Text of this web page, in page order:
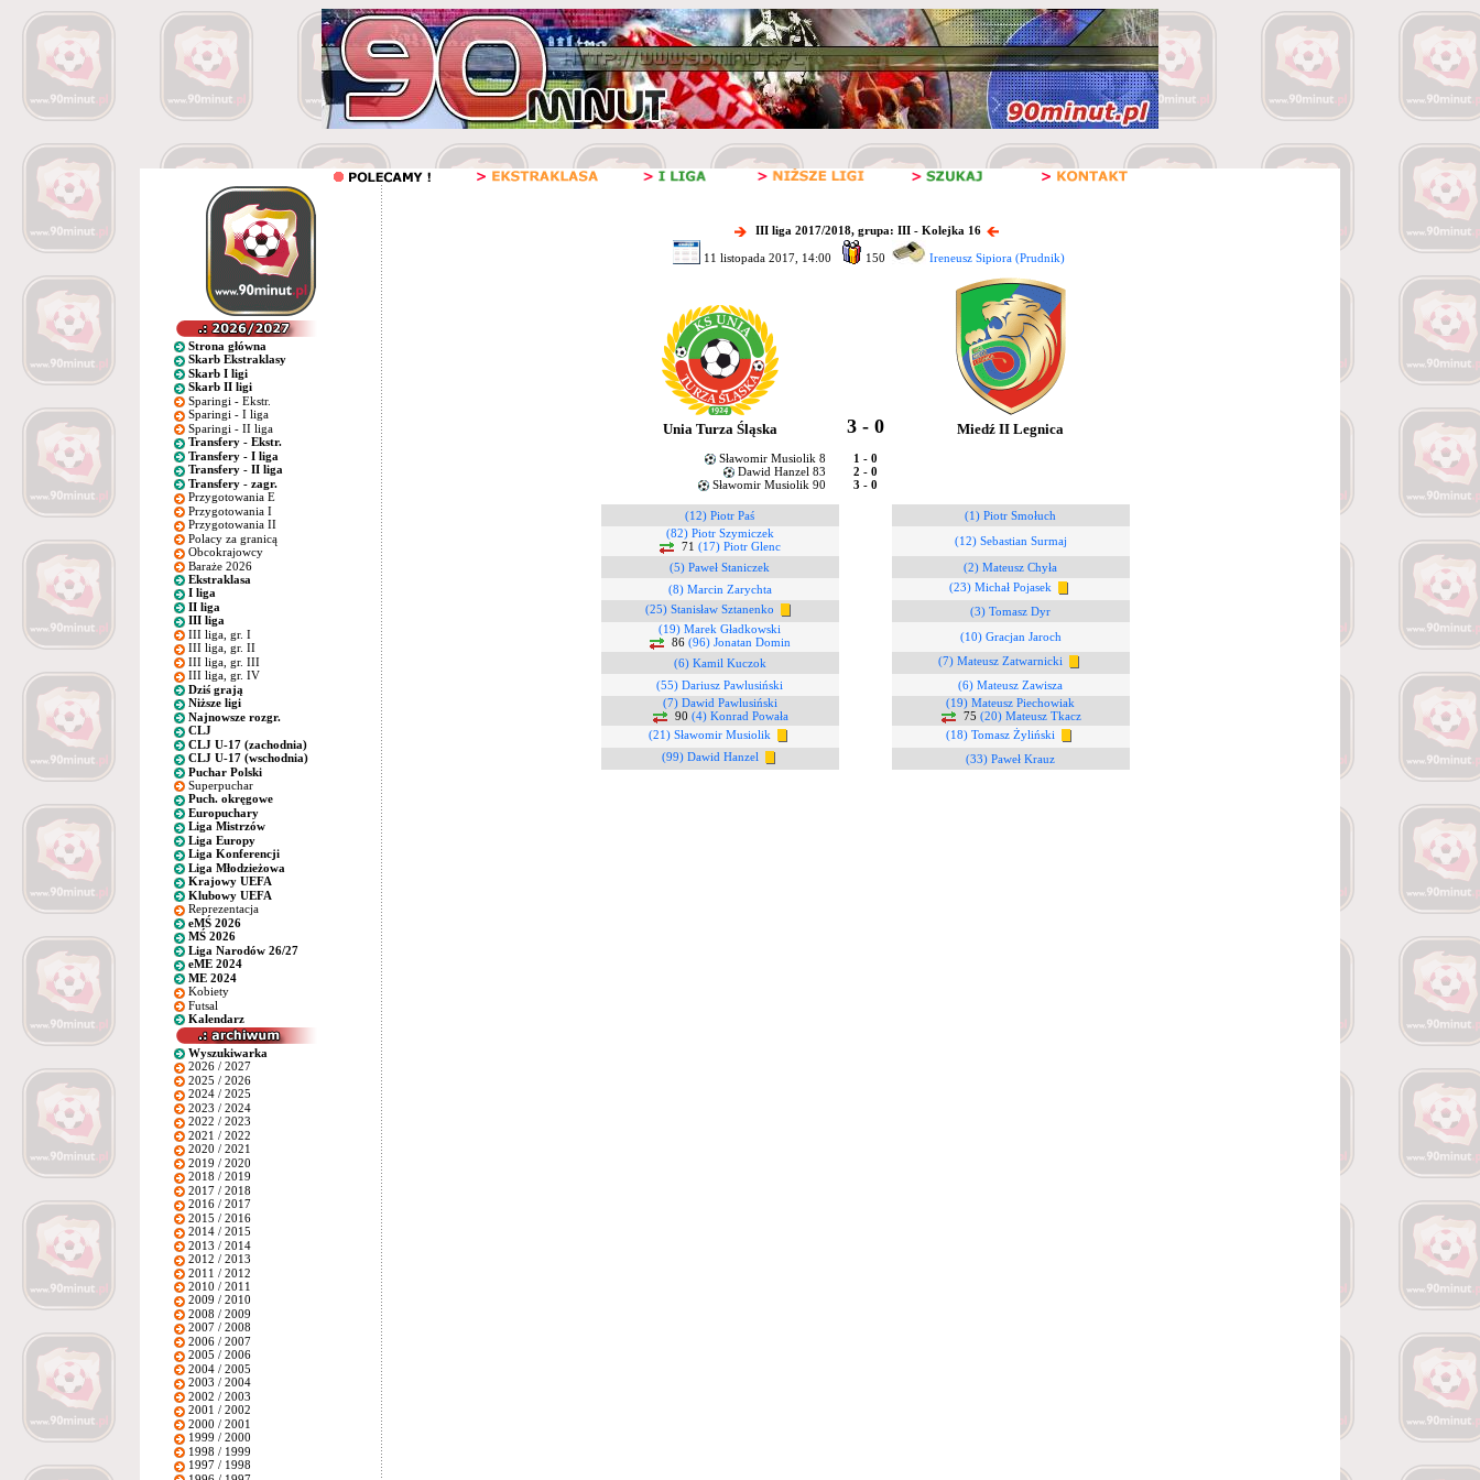
Strona główna
Skarb Ekstraklasy
Skarb I ligi
Skarb II ligi
Sparingi - Ekstr.
Sparingi - I liga
Sparingi - II liga
Transfery - Ekstr.
Transfery - I liga
Transfery - II liga
Transfery - zagr.
Przygotowania E
Przygotowania I
Przygotowania II
Polacy za granicą
Obcokrajowcy
Baraże 2026
Ekstraklasa
I liga
II liga
III liga
III liga, gr. I
III liga, gr. II
III liga, gr. III
III liga, gr. IV
Dziś grają
Niższe ligi
Najnowsze rozgr.
CLJ
CLJ U-17 (zachodnia)
CLJ U-17 (wschodnia)
Puchar Polski
Superpuchar
Puch. okręgowe
Europuchary
Liga Mistrzów
Liga Europy
Liga Konferencji
Liga Młodzieżowa
Krajowy UEFA
Klubowy UEFA
Reprezentacja
eMŚ 2026
MŚ 2026
Liga Narodów 26/27
eME 2024
ME 2024
Kobiety
Futsal
Kalendarz
Wyszukiwarka
2026 / 2027
2025 / 2026
2024 / 2025
2023 / 2024
2022 / 2023
2021 / 2022
2020 / 2021
2019 / 2020
2018 / 2019
2017 / 2018
2016 / 2017
2015 / 2016
2014 / 2015
2013 / 2014
2012 / 2013
2011 / 2012
2010 / 2011
2009 / 2010
2008 / 2009
2007 / 2008
2006 / 2007
2005 / 2006
2004 / 2005
2003 / 2004
2002 / 2003
2001 / 2002
2000 / 2001
1999 / 2000
1998 / 1999
1997 / 1998
III liga 2017/2018, grupa: III - Kolejka 16
11 listopada 2017, 14:00 150 Ireneusz Sipiora (Prudnik)
Unia Turza Śląska 3 - 0 Miedź II Legnica
Sławomir Musiolik 8
1 - 0
Dawid Hanzel 83
2 - 0
Sławomir Musiolik 90
3 - 0
(12) Piotr Paś
(1) Piotr Smołuch
(82) Piotr Szymiczek
71 (17) Piotr Glenc
(12) Sebastian Surmaj
(5) Paweł Staniczek
(2) Mateusz Chyła
(8) Marcin Zarychta
(23) Michał Pojasek
(25) Stanisław Sztanenko
(3) Tomasz Dyr
(19) Marek Gładkowski
86 (96) Jonatan Domin
(10) Gracjan Jaroch
(6) Kamil Kuczok
(7) Mateusz Zatwarnicki
(55) Dariusz Pawlusiński
(6) Mateusz Zawisza
(7) Dawid Pawlusiński
90 (4) Konrad Powała
(19) Mateusz Piechowiak
75 (20) Mateusz Tkacz
(21) Sławomir Musiolik
(18) Tomasz Żyliński
(99) Dawid Hanzel
(33) Paweł Krauz